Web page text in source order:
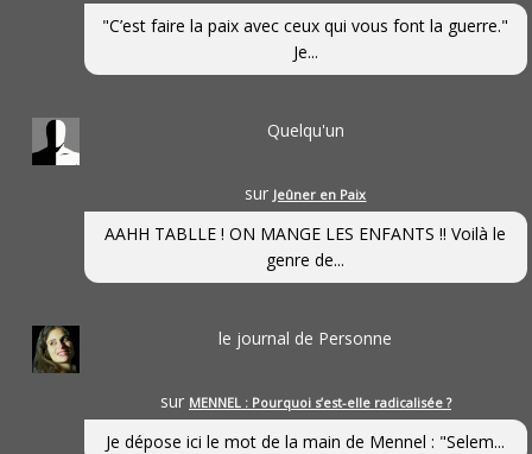
"C’est faire la paix avec ceux qui vous font la guerre."
Je...
Quelqu'un
sur Jeûner en Paix
AAHH TABLLE ! ON MANGE LES ENFANTS !! Voilà le
genre de...
le journal de Personne
sur MENNEL : Pourquoi s’est-elle radicalisée ?
Je dépose ici le mot de la main de Mennel : "Selem...